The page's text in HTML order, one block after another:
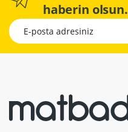
haberin olsun.
E-posta adresiniz